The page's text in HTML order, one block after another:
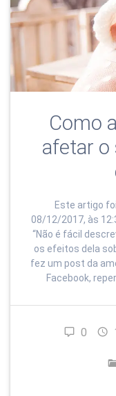
Como
afetar o
Este artigo
08/12/2017, às
“Não é fácil
os efeitos dela
fez um post da
Facebook,
0